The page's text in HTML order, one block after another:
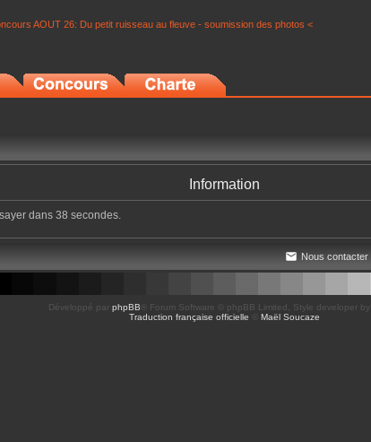
AOUT 26: Du petit ruisseau au fleuve - soumission des photos <
Information
dans 38 secondes.
Nous contacter
Développé par phpBB ® Forum Software © phpBB Limited , Style developer by
Traduction française officielle
Maël Soucaze